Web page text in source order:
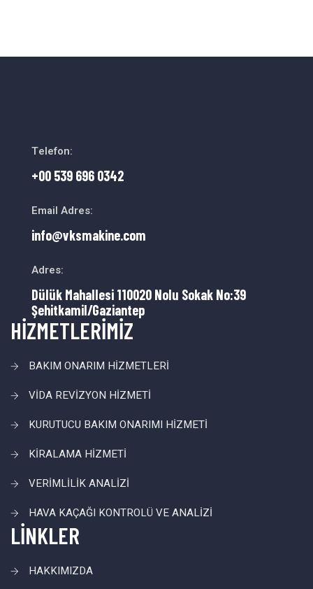
Telefon:
+00 539 696 0342
Email Adres:
info@vksmakine.com
Adres:
Dülük Mahallesi 110020 Nolu Sokak No:39
Şehitkamil/Gaziantep
HİZMETLERİMİZ
BAKIM ONARIM HİZMETLERİ
VİDA REVİZYON HİZMETİ
KURUTUCU BAKIM ONARIMI HİZMETİ
KİRALAMA HİZMETİ
VERİMLİLİK ANALİZİ
HAVA KAÇAĞI KONTROLÜ VE ANALİZİ
LİNKLER
HAKKIMIZDA